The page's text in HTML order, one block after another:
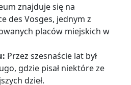
znajduje się na
des Vosges, jednym z
placów miejskich w
Przez szesnaście lat był
gdzie pisał niektóre ze
dzieł.